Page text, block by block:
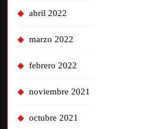
abril 2022
marzo 2022
febrero 2022
noviembre 2021
octubre 2021